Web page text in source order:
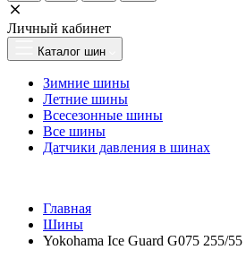
Личный кабинет
Каталог шин
Зимние шины
Летние шины
Всесезонные шины
Все шины
Датчики давления в шинах
Главная
Шины
Yokohama Ice Guard G075 255/